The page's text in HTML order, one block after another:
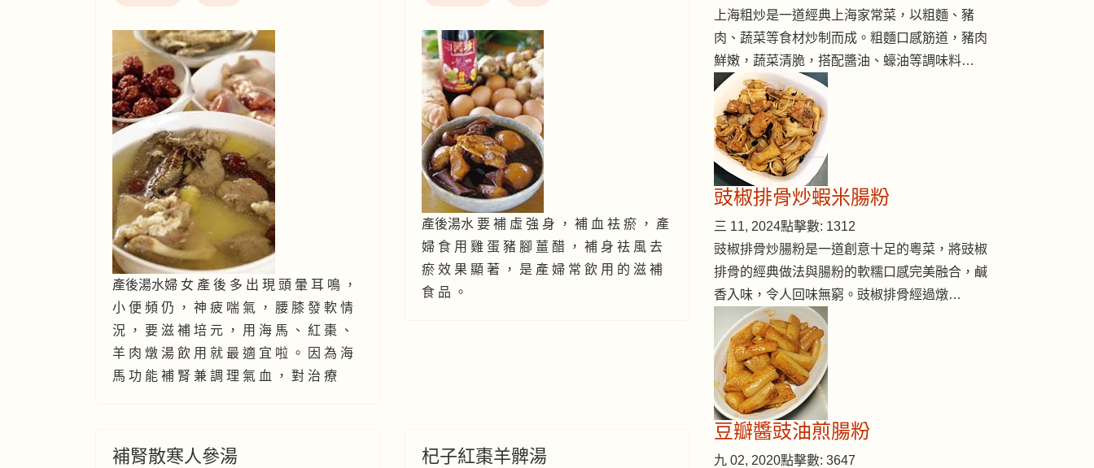
產後湯水婦 女 產 後 多 出 現 頭 暈 耳 鳴 ，
小 便 頻 仍 ， 神 疲 喘 氣 ， 腰 膝 發 軟 情
況 ， 要 滋 補 培 元 ， 用 海 馬 、 紅 棗 、
羊 肉 燉 湯 飲 用 就 最 適 宜 啦 。 因 為 海
馬 功 能 補 腎 兼 調 理 氣 血 ， 對 治 療
產後湯水 要 補 虛 強 身 ， 補 血 袪 瘀 ， 產
婦 食 用 雞 蛋 豬 腳 薑 醋 ， 補 身 袪 風 去
瘀 效 果 顯 著 ， 是 產 婦 常 飲 用 的 滋 補
食 品 。
補腎散寒人參湯 杞子紅棗羊髀湯
上海粗炒是一道經典上海家常菜，以粗麵、豬
肉、蔬菜等食材炒制而成。粗麵口感筋道，豬肉
鮮嫩，蔬菜清脆，搭配醬油、蠔油等調味料…
豉椒排骨炒蝦米腸粉
三 11, 2024點擊數: 1312
豉椒排骨炒腸粉是一道創意十足的粵菜，將豉椒
排骨的經典做法與腸粉的軟糯口感完美融合，鹹
香入味，令人回味無窮。豉椒排骨經過燉…
豆瓣醬豉油煎腸粉
九 02, 2020點擊數: 3647